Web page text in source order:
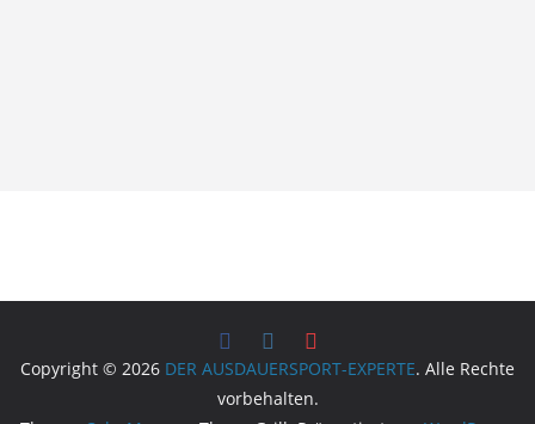
Copyright © 2026 DER AUSDAUERSPORT-EXPERTE. Alle Rechte
vorbehalten.